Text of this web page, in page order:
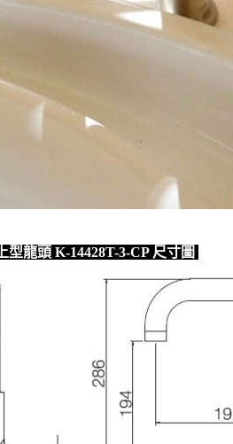
龍頭 K-14428T-3-CP 尺寸圖